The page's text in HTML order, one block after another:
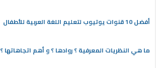
أفضل 10 قنوات يوتيوب لتعليم اللغة العربية للأطفال
ما هي النظريات المعرفية ؟ روادها ؟ و أهم اتجاهاتها ؟